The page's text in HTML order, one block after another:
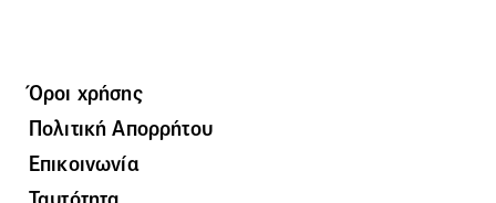
Όροι χρήσης
Πολιτική Απορρήτου
Επικοινωνία